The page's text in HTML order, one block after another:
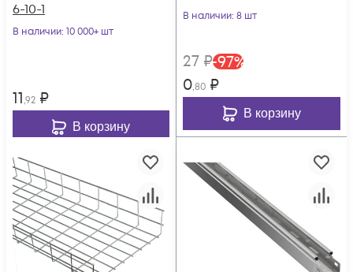
6-10-1
В наличии: 10 000+ шт
11,92 ₽
В корзину
В наличии: 8 шт
27 ₽-97%
0,80 ₽
В корзину